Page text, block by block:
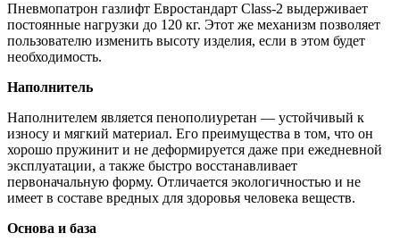
Пневмопатрон газлифт Евростандарт Class-2 выдерживает
постоянные нагрузки до 120 кг. Этот же механизм позволяет
пользователю изменить высоту изделия, если в этом будет
необходимость.
Наполнитель
Наполнителем является пенополиуретан — устойчивый к
износу и мягкий материал. Его преимущества в том, что он
хорошо пружинит и не деформируется даже при ежедневной
эксплуатации, а также быстро восстанавливает
первоначальную форму. Отличается экологичностью и не
имеет в составе вредных для здоровья человека веществ.
Основа и база